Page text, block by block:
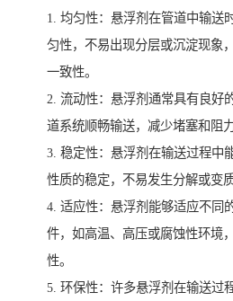
1. 均匀性：悬浮剂在管道中输送
匀性，不易出现分层或沉淀现象
一致性。
2. 流动性：悬浮剂通常具有良好
道系统顺畅输送，减少堵塞和阻
3. 稳定性：悬浮剂在输送过程中
性质的稳定，不易发生分解或变
4. 适应性：悬浮剂能够适应不同
件，如高温、高压或腐蚀性环境
性。
5. 环保性：许多悬浮剂在输送过